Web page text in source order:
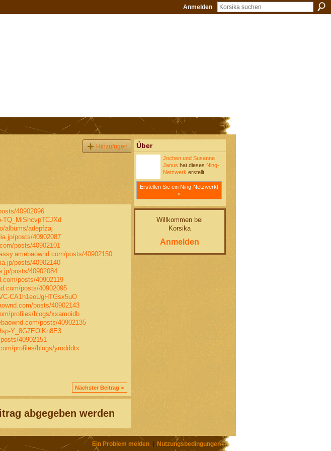
Anmelden
Hinzufügen
40902096
TQ_MiShcvpTCJXd
albums/adepfzaj
posts/40902087
posts/40902101
posts/40902150
posts/40902140
posts/40902084
posts/40902119
posts/40902095
CA1h1eoUgHTGsx5uO
posts/40902143
profiles/blogs/xxamoidb
posts/40902135
Y_8G7EOlKn8E3
40902151
profiles/blogs/yrodddtx
Nächster Beitrag >
abgegeben werden
Über
Jochen und Susanne
Janus hat dieses Ning-
Netzwerk erstellt.
Erstellen Sie ein Ning-Netzwerk!
»
Willkommen bei
Korsika
Anmelden
Ein Problem melden| Nutzungsbedingungen